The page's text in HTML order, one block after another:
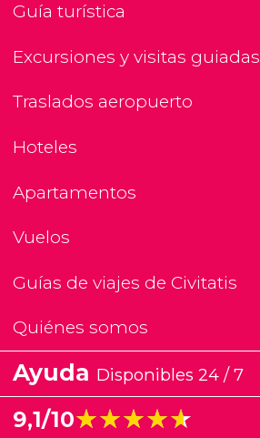
Guía turística
Excursiones y visitas guiadas
Traslados aeropuerto
Hoteles
Apartamentos
Vuelos
Guías de viajes de Civitatis
Quiénes somos
Ayuda Disponibles 24 / 7
9,1/10★★★★★
★★★★★